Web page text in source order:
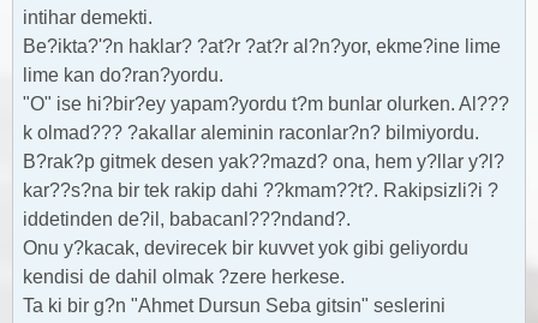
intihar demekti.
Be?ikta?'?n haklar? ?at?r ?at?r al?n?yor, ekme?ine lime
lime kan do?ran?yordu.
"O" ise hi?bir?ey yapam?yordu t?m bunlar olurken. Al???
k olmad??? ?akallar aleminin raconlar?n? bilmiyordu.
B?rak?p gitmek desen yak??mazd? ona, hem y?llar y?l?
kar??s?na bir tek rakip dahi ??kmam??t?. Rakipsizli?i ?
iddetinden de?il, babacanl???ndand?.
Onu y?kacak, devirecek bir kuvvet yok gibi geliyordu
kendisi de dahil olmak ?zere herkese.
Ta ki bir g?n "Ahmet Dursun Seba gitsin" seslerini